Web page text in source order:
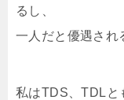
るし、
一人だと優遇され
私はTDS、TDLと